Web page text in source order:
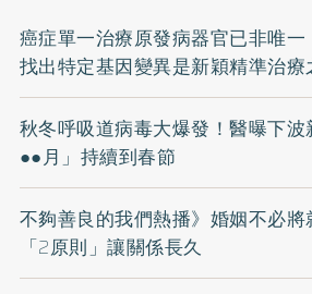
癌症單一治療原發病器官已非唯
找出特定基因變異是新穎精準治療
秋冬呼吸道病毒大爆發！醫曝下
●●月」持續到春節
不夠善良的我們熱播》婚姻不必
「2原則」讓關係長久